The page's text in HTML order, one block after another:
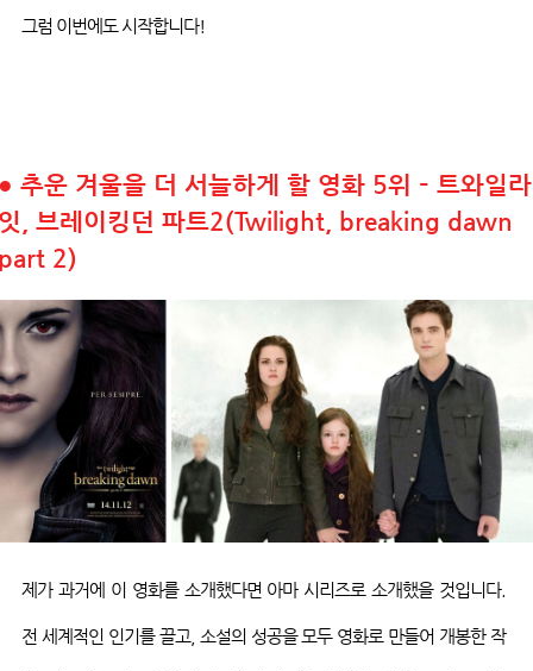
그럼 이번에도 시작합니다!
추운 겨울을 더 서늘하게 할 영화 5위 – 트와일라
, 브레이킹던 파트2(Twilight, breaking dawn
2)
제가 과거에 이 영화를 소개했다면 아마 시리즈로 소개했을 것입니다.
전 세계적인 인기를 끌고 소설의 성공을 모두 영화로 만들어 개봉한 작